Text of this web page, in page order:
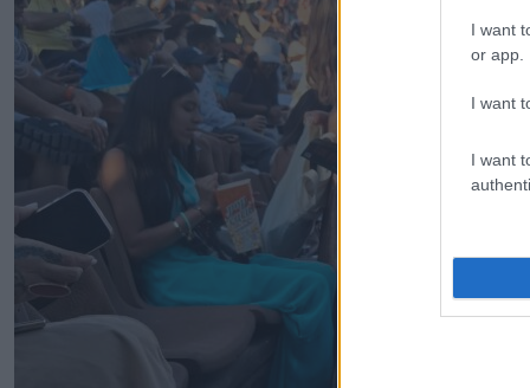
I want
or app.
I want
I want